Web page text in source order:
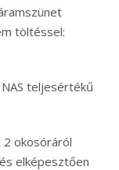
töltéssel:
teljesértékű
2 okosóráról
elképesztően